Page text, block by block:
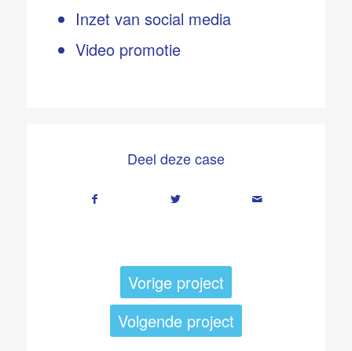
Inzet van social media
Video promotie
Deel deze case
Vorige project
Volgende project